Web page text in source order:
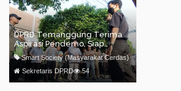
Kepada Masyarakat
DPRD Temanggung Terima
Aspirasi Pendemo, Siap
Teruskan ke Pusat
Smart Society (Masyarakat Cerdas)
Sekretaris DPRD
54